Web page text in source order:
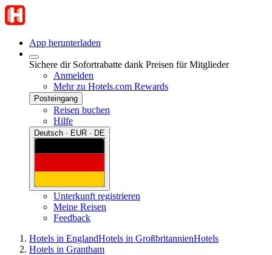
App herunterladen
Sichere dir Sofortrabatte dank Preisen für Mitglieder
Anmelden
Mehr zu Hotels.com Rewards
Posteingang
Reisen buchen
Hilfe
Deutsch · EUR · DE
Unterkunft registrieren
Meine Reisen
Feedback
Hotels in EnglandHotels in GroßbritannienHotels
Hotels in Grantham